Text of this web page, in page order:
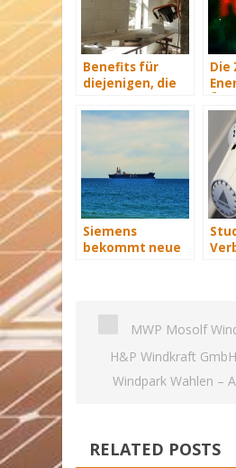
Benefits für
diejenigen, die
sanieren
Die
Siemens
bekommt neue
MWP Mosolf
H&P Windkraft
Windpark Wahlen –
RELATED POSTS